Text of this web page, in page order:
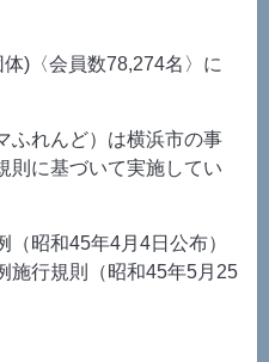
)〈会員数78,274名〉に
ふれんど）は横浜市の事
則に基づいて実施してい
（昭和45年4月4日公布）
施行規則（昭和45年5月25